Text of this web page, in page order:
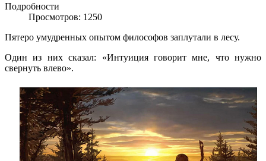
Подробности
Просмотров: 1250
Пятеро умудренных опытом философов заплутали в лесу.
Один из них сказал: «Интуиция говорит мне, что нужно
свернуть влево».